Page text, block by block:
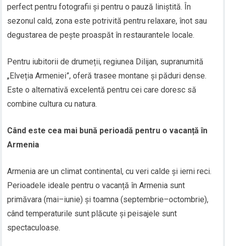
perfect pentru fotografii și pentru o pauză liniștită. În
sezonul cald, zona este potrivită pentru relaxare, înot sau
degustarea de pește proaspăt în restaurantele locale.
Pentru iubitorii de drumeții, regiunea Dilijan, supranumită
„Elveția Armeniei”, oferă trasee montane și păduri dense.
Este o alternativă excelentă pentru cei care doresc să
combine cultura cu natura.
Când este cea mai bună perioadă pentru o vacanță în
Armenia
Armenia are un climat continental, cu veri calde și ierni reci.
Perioadele ideale pentru o vacanță în Armenia sunt
primăvara (mai–iunie) și toamna (septembrie–octombrie),
când temperaturile sunt plăcute și peisajele sunt
spectaculoase.